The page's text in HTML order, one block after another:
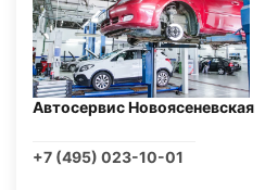
Автосервис Новоясеневская
+7 (495) 023-10-01